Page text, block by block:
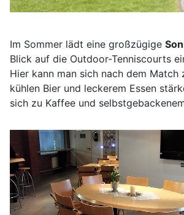
Im Sommer lädt eine großzügige
Blick auf die Outdoor-Tenniscourts
Hier kann man sich nach dem Match
kühlen Bier und leckerem Essen
sich zu Kaffee und